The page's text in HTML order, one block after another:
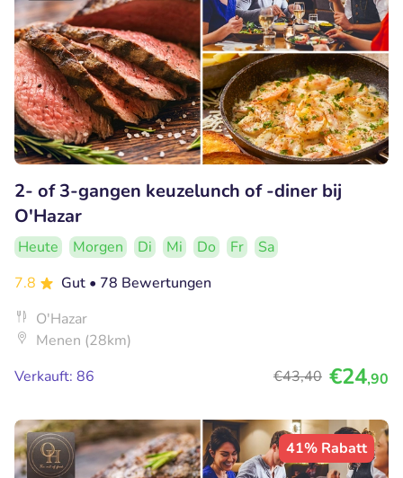
2- of 3-gangen keuzelunch of -diner bij
O'Hazar
Heute Morgen Di Mi Do Fr
Sa
7.8
Gut • 78 Bewertungen
O'Hazar
Menen (28km)
Verkauft: 86
€43,40 €24,90
41% Rabatt